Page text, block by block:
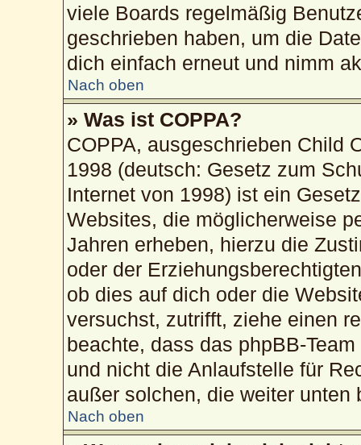
viele Boards regelmäßig
geschrieben haben, um die
dich einfach erneut und nimm
Nach oben
» Was ist COPPA?
COPPA, ausgeschrieben Child
1998 (deutsch: Gesetz zum
Internet von 1998) ist ein
Websites, die möglicherweise
Jahren erheben, hierzu die
oder der
ob dies auf dich oder die
versuchst, zutrifft, ziehe einen
beachte, dass das phpBB-
und nicht die Anlaufstelle für
außer solchen, die weiter unten
Nach oben